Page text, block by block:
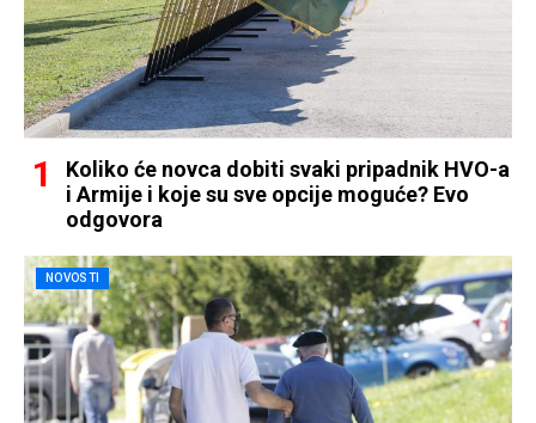
Koliko će novca dobiti svaki pripadnik HVO-a
i Armije i koje su sve opcije moguće? Evo
odgovora
NOVOSTI